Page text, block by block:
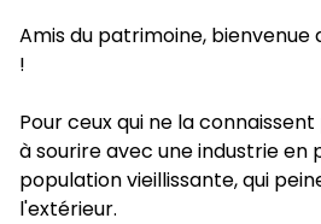
Amis du patrimoine, bienvenue
!
Pour ceux qui ne la
à sourire avec une industrie en
population vieillissante, qui
l'extérieur.